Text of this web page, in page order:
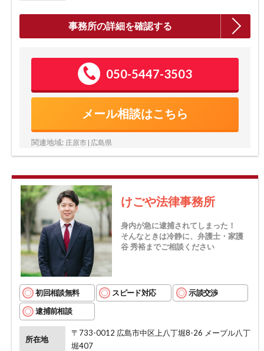
事務所の詳細を確認する
050-5447-3503
メール相談はこちら
関連地域: 庄原市 | 広島県
けごや法律事務所
身内が急に逮捕されてしまった！
そんなときは冷静に、弁護士・家護
谷 秀裕までご相談ください
初回相談無料 スピード対応 示談交渉
逮捕前相談
所在地
〒733-0012 広島市中区上八丁堀8-26 メープル八丁
堀407